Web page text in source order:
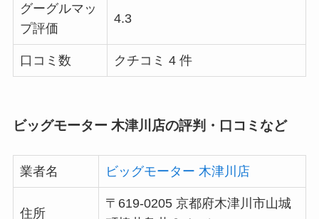
グーグルマッ
プ評価
4.3
口コミ数 クチコミ 4 件
ビッグモーター 木津川店の評判・口コミなど
業者名 ビッグモーター 木津川店
住所
〒619-0205 京都府木津川市山城